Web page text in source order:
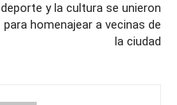
deporte y la cultura se unieron
para homenajear a vecinas de
la ciudad